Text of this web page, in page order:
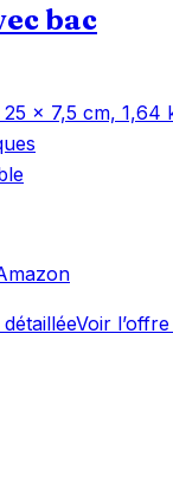
bac
x 7,5 cm, 1,64
Voir